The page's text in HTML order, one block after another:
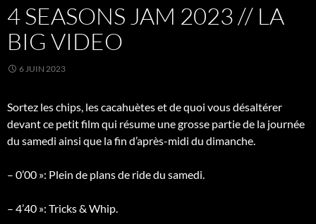
4 SEASONS JAM 2023 // LA
BIG VIDEO
6 JUIN 2023
Sortez les chips, les cacahuètes et de quoi vous désaltérer
devant ce petit film qui résume une grosse partie de la journée
du samedi ainsi que la fin d’après-midi du dimanche.
– 0’00 »: Plein de plans de ride du samedi.
– 4’40 »: Tricks & Whip.